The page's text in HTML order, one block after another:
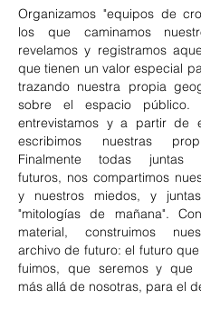
Organizamos "equipos de
los que caminamos
revelamos y registramos
que tienen un valor especial
trazando nuestra propia
sobre el espacio público.
entrevistamos y a partir de
escribimos nuestras
Finalmente todas juntas
futuros, nos compartimos
y nuestros miedos, y
"mitologías de mañana".
material, construimos
archivo de futuro: el futuro
fuimos, que seremos y que
más allá de nosotras, para el